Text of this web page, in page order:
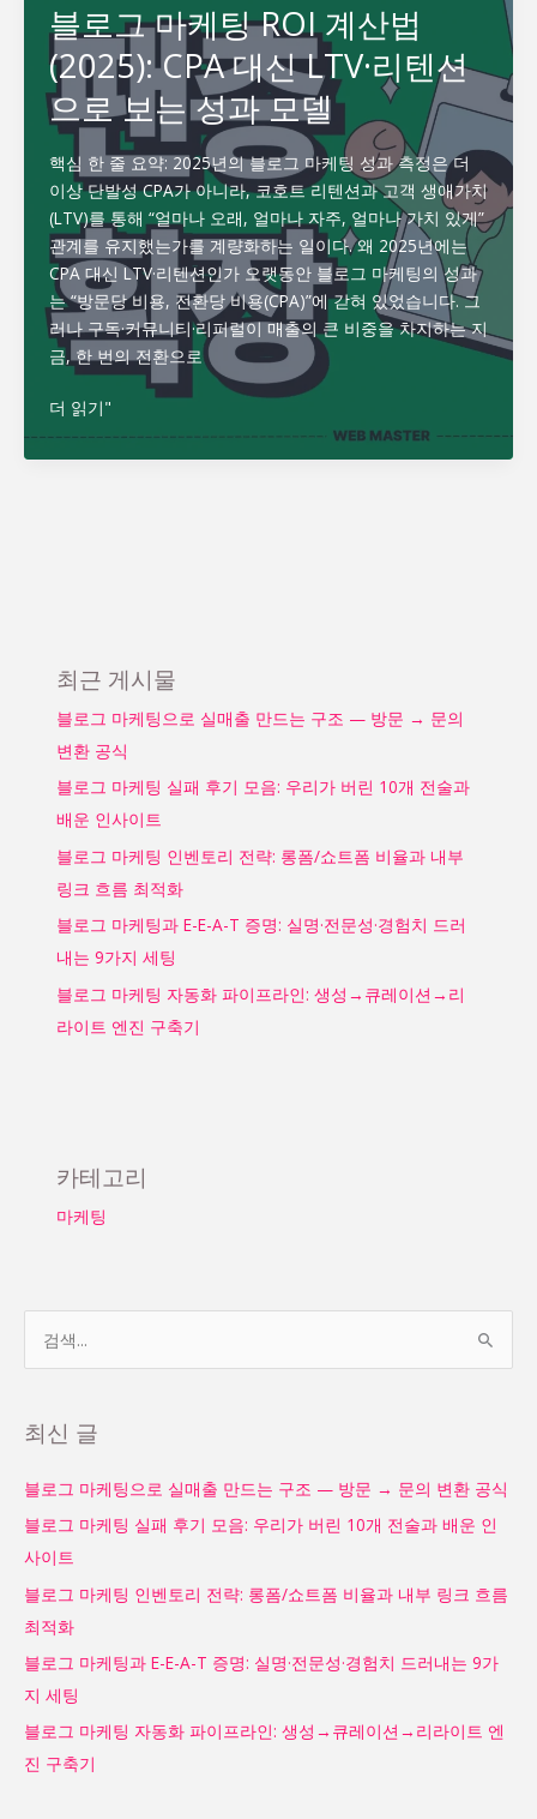
러
내
는
9
가
지
세
팅
팅
자
동
화
파
이
프
라
인:
생
성
→
큐
이
션
구
축
기
블로그 마케팅 ROI 계산법
(2025): CPA 대신 LTV·리텐션
으로 보는 성과 모델
핵심 한 줄 요약: 2025년의 블로그 마케팅 성과 측정은 더
이상 단발성 CPA가 아니라, 코호트 리텐션과 고객 생애가치
(LTV)를 통해 “얼마나 오래, 얼마나 자주, 얼마나 가치 있게”
관계를 유지했는가를 계량화하는 일이다. 왜 2025년에는
CPA 대신 LTV·리텐션인가 오랫동안 블로그 마케팅의 성과
는 “방문당 비용, 전환당 비용(CPA)”에 갇혀 있었습니다. 그
러나 구독·커뮤니티·리퍼럴이 매출의 큰 비중을 차지하는 지
금, 한 번의 전환으로
블
로
그
(2025):
CPA
신
LTV·
리
텐
으
로
보
는
더 읽기"
최근 게시물
블로그 마케팅으로 실매출 만드는 구조 — 방문 → 문의
변환 공식
블로그 마케팅 실패 후기 모음: 우리가 버린 10개 전술과
배운 인사이트
블로그 마케팅 인벤토리 전략: 롱폼/쇼트폼 비율과 내부
링크 흐름 최적화
블로그 마케팅과 E-E-A-T 증명: 실명·전문성·경험치 드러
내는 9가지 세팅
블로그 마케팅 자동화 파이프라인: 생성→큐레이션→리
라이트 엔진 구축기
카테고리
마케팅
상
최신 글
블로그 마케팅으로 실매출 만드는 구조 — 방문 → 문의 변환 공식
블로그 마케팅 실패 후기 모음: 우리가 버린 10개 전술과 배운 인
사이트
블로그 마케팅 인벤토리 전략: 롱폼/쇼트폼 비율과 내부 링크 흐름
최적화
블로그 마케팅과 E-E-A-T 증명: 실명·전문성·경험치 드러내는 9가
지 세팅
블로그 마케팅 자동화 파이프라인: 생성→큐레이션→리라이트 엔
진 구축기